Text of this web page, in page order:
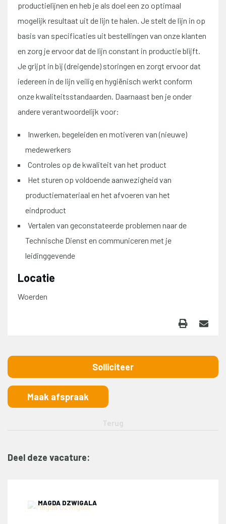
productielijnen en heb je als doel een zo optimaal
mogelijk resultaat uit de lijn te halen. Je stelt de lijn in op
basis van specificaties uit bestellingen van onze klanten
en zorg je ervoor dat de lijn constant in productie blijft.
Je grijpt in bij (dreigende) storingen en zorgt ervoor dat
iedereen in de lijn veilig en hygiënisch werkt conform
onze kwaliteitsstandaarden. Daarnaast ben je onder
andere verantwoordelijk voor:
Inwerken, begeleiden en motiveren van (nieuwe)
medewerkers
Controles op de kwaliteit van het product
Het sturen op voldoende aanwezigheid van
productiemateriaal en het afvoeren van het
eindproduct
Vertalen van geconstateerde problemen naar de
Technische Dienst en communiceren met je
leidinggevende
Locatie
Woerden
Maak afspraak
Deel deze vacature:
MAGDA DZWIGALA